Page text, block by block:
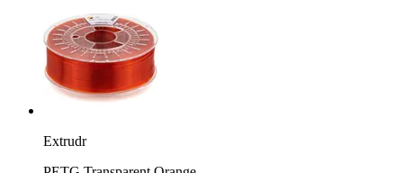
Extrudr